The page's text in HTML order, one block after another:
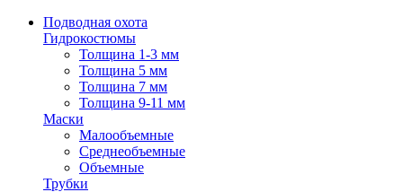
Подводная охота
Гидрокостюмы
Толщина 1-3 мм
Толщина 5 мм
Толщина 7 мм
Толщина 9-11 мм
Маски
Малообъемные
Среднеобъемные
Объемные
Трубки